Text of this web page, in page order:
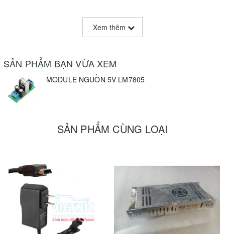
Xem thêm
SẢN PHẨM BẠN VỪA XEM
MODULE NGUỒN 5V LM7805
SẢN PHẨM CÙNG LOẠI